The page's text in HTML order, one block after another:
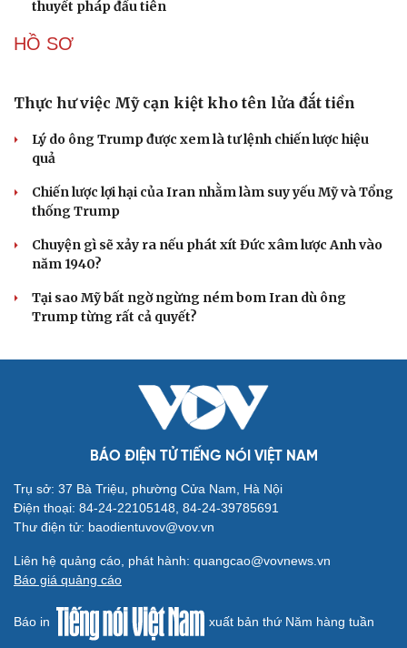
Nga và Ukraine chạy đua tác chiến trên không, dò tìm
“Yết hầu” Hormuz thành con bài của Iran, tàu chiến Mỹ
Tên lửa đạn đạo Nga khoét sâu lỗ hổng phòng không
Vì sao ông Trump “nóng mặt” trước tin Mỹ thiếu tên
CUỘC SỐNG ĐÓ ĐÂY
người không có hộ khẩu
Tòa án Israel cấm sử dụng cá sấu để canh giữ nhà tù
giam khủng bố
Người di cư ngã gục sau khi bơi từ Ma Rốc sang Ceuta
Thái Lan cảnh báo phụ huynh, học sinh về ma túy LSD
UNESCO vinh danh Sarnath (Ấn Độ) - nơi Đức Phật
thuyết pháp đầu tiên
HỒ SƠ